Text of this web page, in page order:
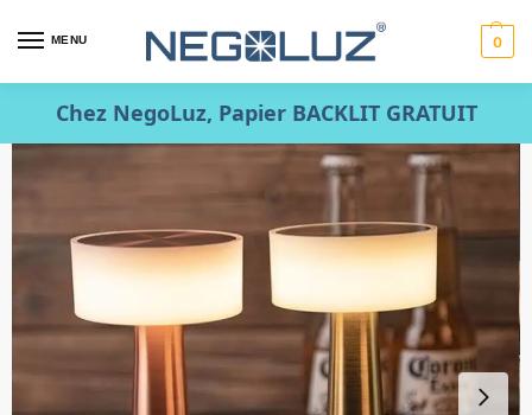
MENU 0
Chez NegoLuz, Papier BACKLIT GRATUIT